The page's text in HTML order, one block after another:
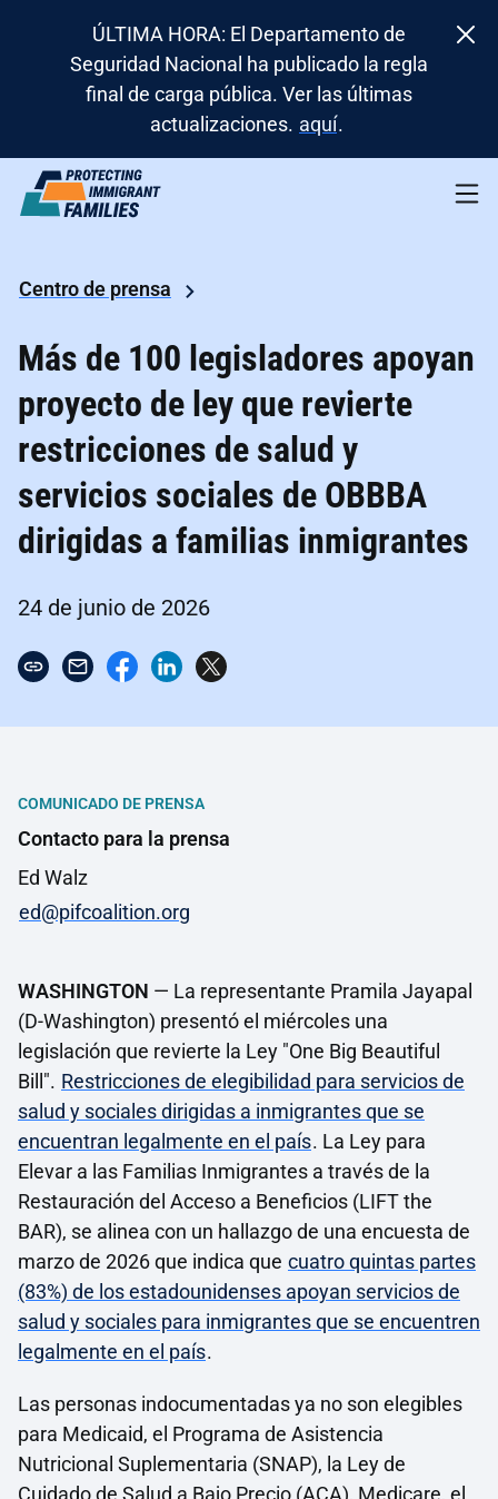
ÚLTIMA HORA: El Departamento de
Seguridad Nacional ha publicado la regla
final de carga pública. Ver las últimas
actualizaciones. aquí.
Centro de prensa
Más de 100 legisladores apoyan
proyecto de ley que revierte
restricciones de salud y
servicios sociales de OBBBA
dirigidas a familias inmigrantes
24 de junio de 2026
COMUNICADO DE PRENSA
Contacto para la prensa
Ed Walz
ed@pifcoalition.org
WASHINGTON — La representante Pramila Jayapal
(D-Washington) presentó el miércoles una
legislación que revierte la Ley "One Big Beautiful
Bill". Restricciones de elegibilidad para servicios de
salud y sociales dirigidas a inmigrantes que se
encuentran legalmente en el país. La Ley para
Elevar a las Familias Inmigrantes a través de la
Restauración del Acceso a Beneficios (LIFT the
BAR), se alinea con un hallazgo de una encuesta de
marzo de 2026 que indica que cuatro quintas partes
(83%) de los estadounidenses apoyan servicios de
salud y sociales para inmigrantes que se encuentren
legalmente en el país.
Las personas indocumentadas ya no son elegibles
para Medicaid, el Programa de Asistencia
Nutricional Suplementaria (SNAP), la Ley de
Cuidado de Salud a Bajo Precio (ACA), Medicare, el